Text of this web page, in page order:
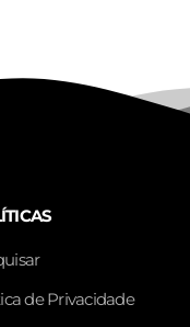
de Privacidade